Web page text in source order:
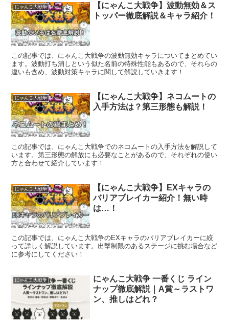
にゃんこ大戦争
【にゃんこ大戦争】波動無効＆ス
トッパー徹底解説＆キャラ紹介！
この記事では、にゃんこ大戦争の波動無効キャラについてまとめてい
ます。波動打ち消しという似た名前の特殊性能もあるので、それらの
違いも含め、波動対策キャラに関して解説していきます！
にゃんこ大戦争
【にゃんこ大戦争】ネコムートの
入手方法は？第三形態も解説！
この記事では、にゃんこ大戦争でのネコムートの入手方法を解説して
います。第三形態の解放にも必要なことがあるので、それぞれの使い
方と合わせて紹介しています！
にゃんこ大戦争
【にゃんこ大戦争】EXキャラの
バリアブレイカー紹介！無い時
は…！
この記事では、にゃんこ大戦争のEXキャラのバリアブレイカーに絞
って詳しく解説しています。出撃制限のあるステージに挑む場合など
に参考にしてください！
にゃんこ大戦争
にゃんこ大戦争 一番くじ ライン
ナップ徹底解説｜A賞～ラストワ
ン、推しはどれ？